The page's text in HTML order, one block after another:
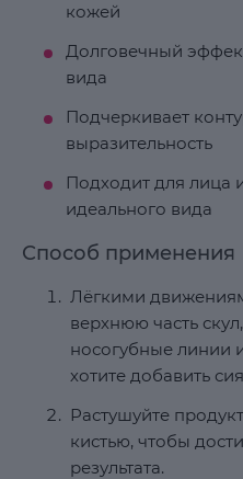
кожей
Долговечный
вида
Подчеркивает
выразительность
Подходит для лица
идеального вида
Способ применения
Лёгкими
верхнюю часть
носогубные линии
хотите добавить
Растушуйте
кистью, чтобы
результата.